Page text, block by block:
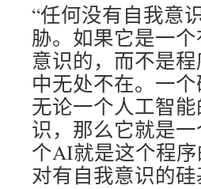
“任何没有自我意
胁。如果它是一
意识的，而不是
中无处不在。一
无论一个人工智
识，那么它就是
个AI就是这个程
对有自我意识的